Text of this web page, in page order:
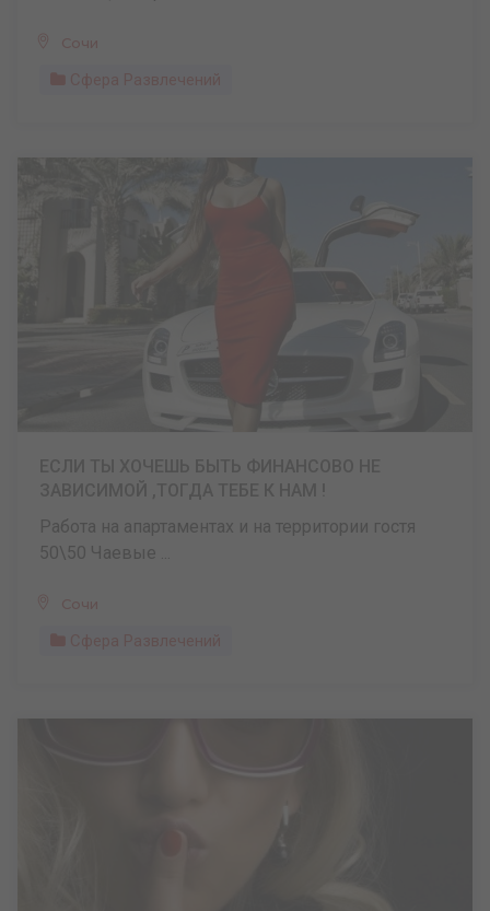
Сочи
Сфера Развлечений
Работа на апартаментах и на территории гостя
50\50 Чаевые ...
Сочи
Сфера Развлечений